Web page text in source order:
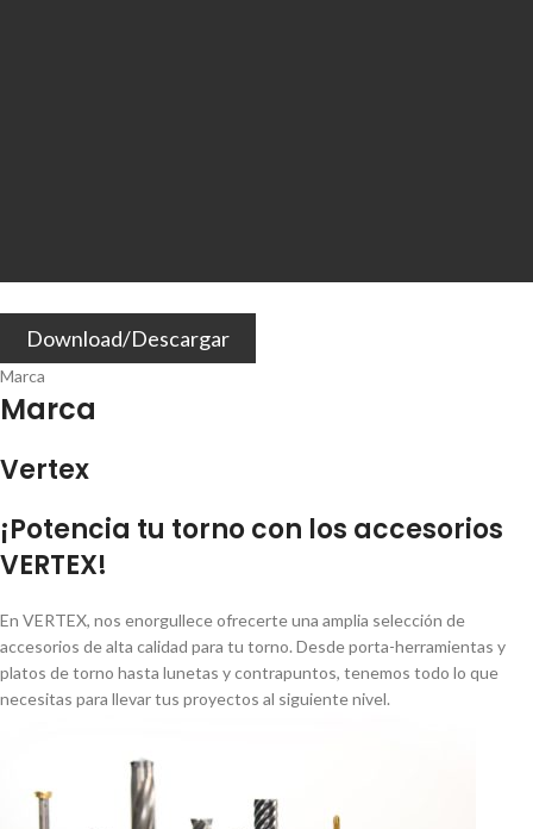
Download/Descargar
Marca
Marca
Vertex
¡Potencia tu torno con los accesorios
VERTEX!
En VERTEX, nos enorgullece ofrecerte una amplia selección de
accesorios de alta calidad para tu torno. Desde porta-herramientas y
platos de torno hasta lunetas y contrapuntos, tenemos todo lo que
necesitas para llevar tus proyectos al siguiente nivel.